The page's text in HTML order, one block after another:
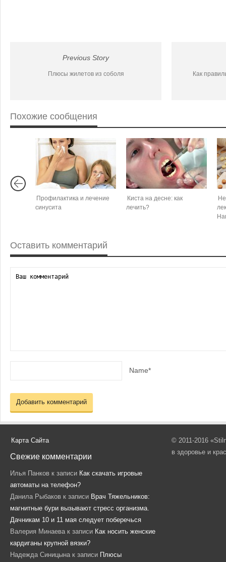
Previous Story
Плюсы жилетов из соболя Как
Похожие сообщения
Профилактика и лечение
синусита
Киста на десне: как
лечить?
Оставить комментарий
Name*
Карта Сайта
Свежие комментарии
Илья Панков к записи Как скачать игровые
автоматы на телефон?
Данила Рыбаков к записи Врач Тяжельников:
магнитные бури вызывают стресс организма.
Дачникам 10 и 11 мая следует поберечься
Валерия Минаева к записи Как носить женские
кардиганы крупной вязки?
Надежда Синицына к записи Плюсы
© 2011-2016
в здоровье и